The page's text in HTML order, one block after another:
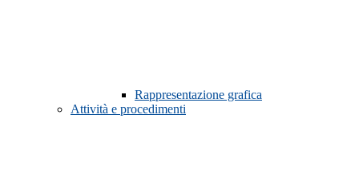
Rappresentazione grafica
Attività e procedimenti